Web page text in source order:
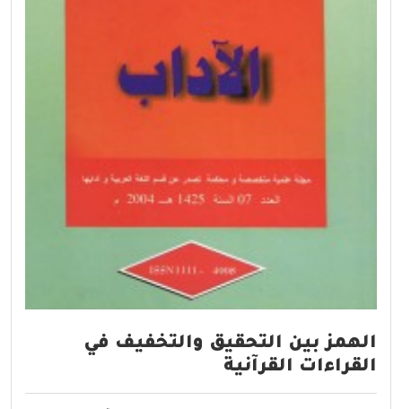
الهمز بين التحقيق والتخفيف في
القراءات القرآنية